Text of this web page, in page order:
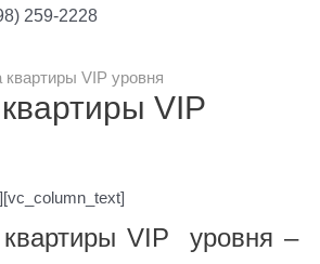
259-2228
VIP уровня
VIP
VIP уровня –